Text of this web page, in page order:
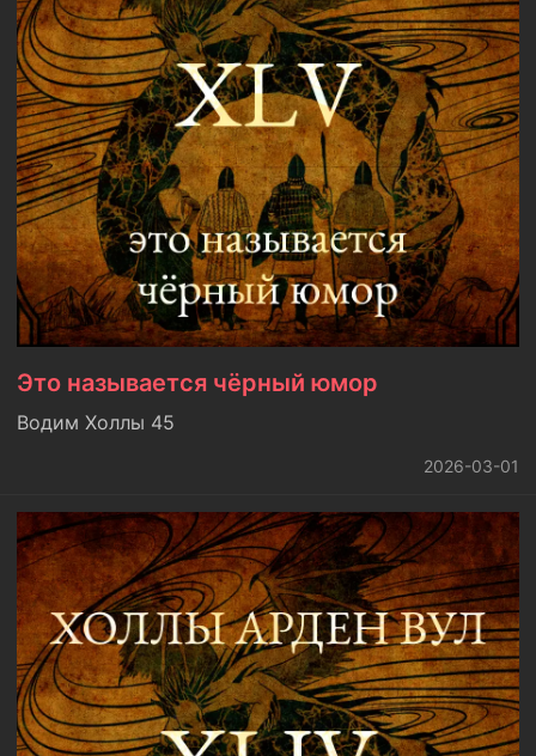
Это называется чёрный юмор
Водим Холлы 45
2026-03-01